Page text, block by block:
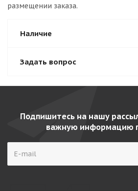
размещении заказа.
Наличие
Задать вопрос
Подпишитесь на нашу
важную информацию